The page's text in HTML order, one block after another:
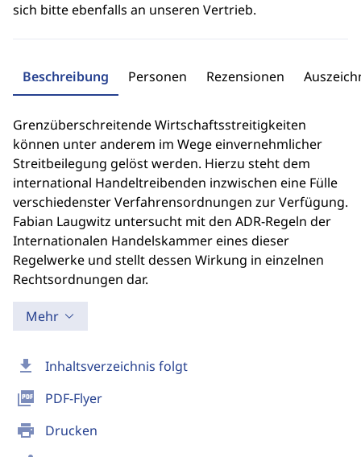
download Inhaltsverzeichnis folgt
picture_as_pdf PDF-Flyer
print Drucken
sich bitte ebenfalls an unseren Vertrieb.
Beschreibung Personen Rezensionen
Grenzüberschreitende Wirtschaftsstreitigkeiten
können unter anderem im Wege einvernehmlicher
Streitbeilegung gelöst werden. Hierzu steht dem
international Handeltreibenden inzwischen eine Fülle
verschiedenster Verfahrensordnungen zur Verfügung.
Fabian Laugwitz untersucht mit den ADR-Regeln der
Internationalen Handelskammer eines dieser
Regelwerke und stellt dessen Wirkung in einzelnen
Rechtsordnungen dar.
Mehr